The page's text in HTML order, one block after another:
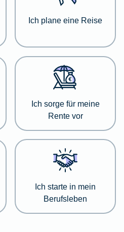
Ich plane eine Reise
Ich sorge für meine
Rente vor
Ich starte in mein
Berufsleben